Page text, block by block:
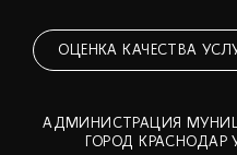
ОЦЕНКА КАЧЕСТВА
АДМИНИСТРАЦИЯ
ГОРОД КРАСНОДАР